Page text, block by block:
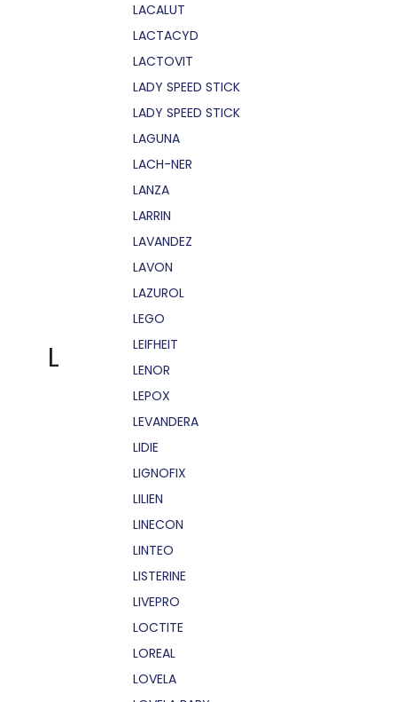
L
LACALUT
LACTACYD
LACTOVIT
LADY SPEED STICK
LADY SPEED STICK
LAGUNA
LACH-NER
LANZA
LARRIN
LAVANDEZ
LAVON
LAZUROL
LEGO
LEIFHEIT
LENOR
LEPOX
LEVANDERA
LIDIE
LIGNOFIX
LILIEN
LINECON
LINTEO
LISTERINE
LIVEPRO
LOCTITE
LOREAL
LOVELA